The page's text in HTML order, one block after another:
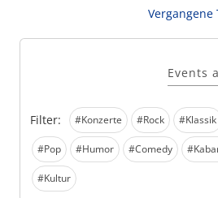
Filter: #Konzerte #Rock #Klassik
#Pop #Humor #Comedy
#Kultur
Events